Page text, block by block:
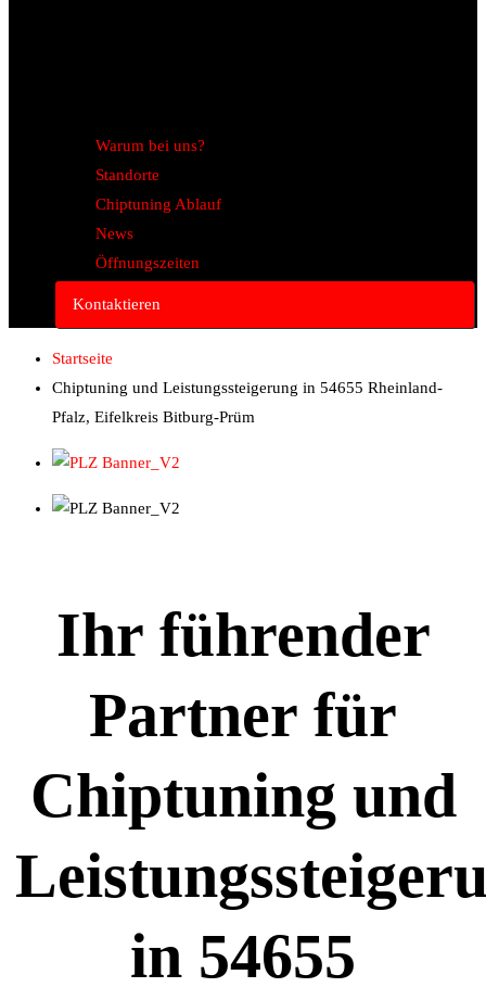
Warum bei uns?
Standorte
Chiptuning Ablauf
News
Öffnungszeiten
Kontaktieren
Startseite
Chiptuning und Leistungssteigerung in 54655 Rheinland-
Pfalz, Eifelkreis Bitburg-Prüm
Ihr führender
Partner für
Chiptuning und
in 54655